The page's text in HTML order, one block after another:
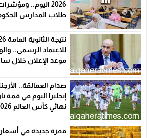
2026 اليوم..
طلاب المدارس
للاعتماد الرسمي..
موعد الإعلان خلال
صدام العمالقة..
إنجلترا اليوم في قمة
نهائي كأس العالم 2026
قفزة جديدة في